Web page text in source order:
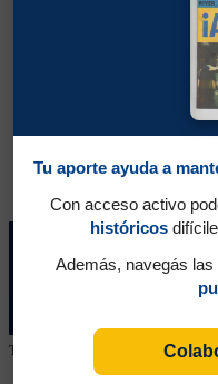
Tu colaboración ayuda a
Tu aporte ayuda a
Con acceso activo
históricos
Además, navegás